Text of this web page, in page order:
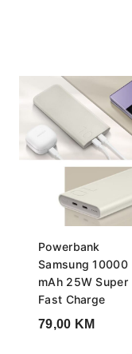
Powerbank
Samsung 10000
mAh 25W Super
Fast Charge
79,00 KM